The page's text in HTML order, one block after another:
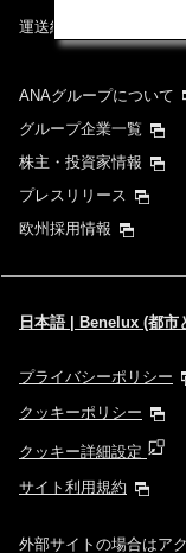
運送約款
ANAグループについて
グループ企業一覧
株主・投資家情報
プレスリリース
欧州採用情報
日本語 | Benelux (都市
プライバシーポリシー
クッキーポリシー
クッキー詳細設定
サイト利用規約
外部サイトの場合はア